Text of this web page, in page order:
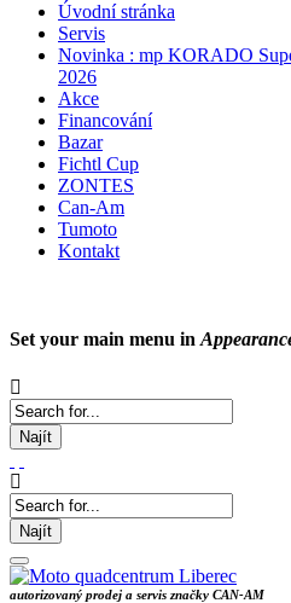
Úvodní stránka
Servis
Novinka : mp KORADO
2026
Akce
Financování
Bazar
Fichtl Cup
ZONTES
Can-Am
Tumoto
Kontakt
Set your main menu in
Najít
Najít
autorizovaný prodej a servis značky CAN-AM